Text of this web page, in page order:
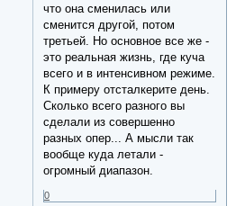
что она сменилась или
сменится другой, потом
третьей. Но основное все же -
это реальная жизнь, где куча
всего и в интенсивном режиме.
К примеру отсталкерите день.
Сколько всего разного вы
сделали из совершенно
разных опер... А мысли так
вообще куда летали -
огромный диапазон.
0